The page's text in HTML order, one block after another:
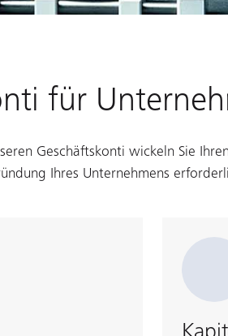
für
Geschäftskonti wickeln Sie
Ihres Unternehmens